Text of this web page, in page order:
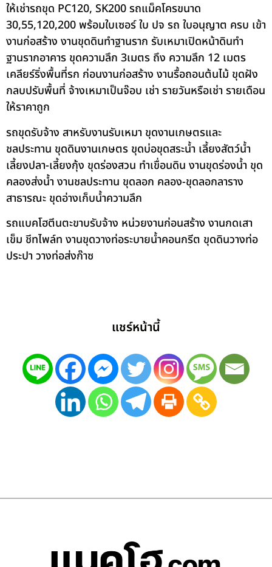
ให้เช่ารถขุด PC120, SK200 รถแม็คโครขนาด
30,55,120,200 พร้อมใบเซอร์ ใบ ปจ รถ ใบอนุญาต ครบ เข้า
งานก่อสร้าง งานขุดดินทำฐานราก รับเหมาเปิดหน้าดินทำ
ฐานรากอาคาร ขุดความลึก 3เมตร ถึง ความลึก 12 เมตร
เคลียร์ริ่งพื้นที่รก ก่อนงานก่อสร้าง งานรื้อถอนต้นไม้ ขุดฝัง
กลบปรับพื้นที่ จ้างเหมาเป็นจ๊อบ เช่า รายวันหรือเช่า รายเดือน
ให้ราคาถูก
รถขุดรับจ้าง สาหรับงานรับเหมา ขุดงานเกษตรและ
ชลประทาน ขุดดินงานเกษตร ขุดบ่อขุดสระน้ำ เลี้ยงสัตว์น้ำ
เลี้ยงปลา-เลี้ยงกุ้ง ขุดร่องสวน ทำเขื่อนดิน งานขุดร่องน้ำ ขุด
คลองส่งน้ำ งานชลประทาน ขุดลอก คลอง-ขุดลอกลาราง
สาธารณะ ขุดอ่างเก็บน้ำความลึก
รถแบคโฮตีนตะขาบรับจ้าง หน่วยงานก่อนสร้าง งานกดเสา
เข็ม ชีทไพล์ท งานขุดวางท่อระบายน้ำคอนกรีต ขุดดินวางท่อ
ประปา วางท่อส่งก๊าซ
แชร์หน้านี้